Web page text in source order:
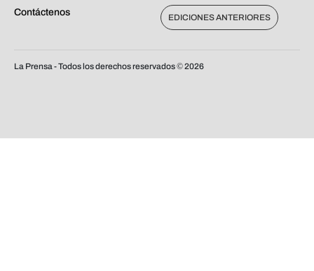
Contáctenos
EDICIONES ANTERIORES
La Prensa - Todos los derechos reservados ©2026